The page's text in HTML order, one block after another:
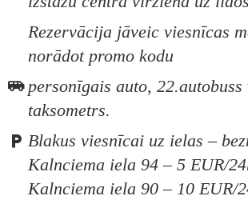
Rezervācija jāveic viesnīcas
norādot promo kodu
personīgais auto, 22.autobuss
taksometrs.
Blakus viesnīcai uz ielas –
Kalnciema iela 94 – 5 EUR/
Kalnciema iela 90 – 10 EUR/